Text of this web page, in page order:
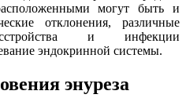
могут быть и
отклонения, различные
и инфекции
эндокринной системы.
энуреза